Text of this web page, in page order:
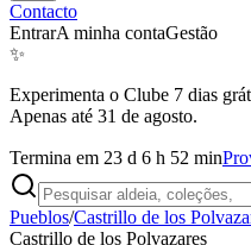
Contacto
EntrarA minha contaGestão
✨
Experimenta o Clube 7 dias
Apenas até 31 de agosto.
Termina em 23 d 6 h 52 min
Pueblos/Castrillo de los
Castrillo de los Polvazares